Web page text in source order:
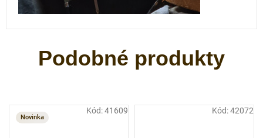
Novinka
Kód:41609 Kód:42072